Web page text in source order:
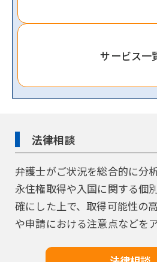
サービス一
法律相談
弁護士がご状況を総合的に分
永住権取得や入国に関する個
確にした上で、取得可能性の
や申請における注意点などを